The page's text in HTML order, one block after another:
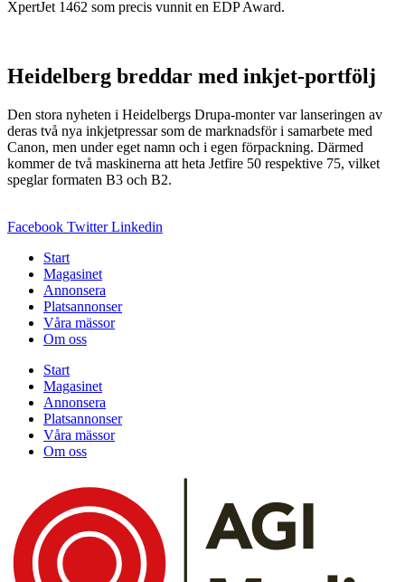
XpertJet 1462 som precis vunnit en EDP Award.
Heidelberg breddar med inkjet-portfölj
Den stora nyheten i Heidelbergs Drupa-monter var lanseringen av
deras två nya inkjetpressar som de marknadsför i samarbete med
Canon, men under eget namn och i egen förpackning. Därmed
kommer de två maskinerna att heta Jetfire 50 respektive 75, vilket
speglar formaten B3 och B2.
Facebook Twitter Linkedin
Start
Magasinet
Annonsera
Platsannonser
Våra mässor
Om oss
Start
Magasinet
Annonsera
Platsannonser
Våra mässor
Om oss